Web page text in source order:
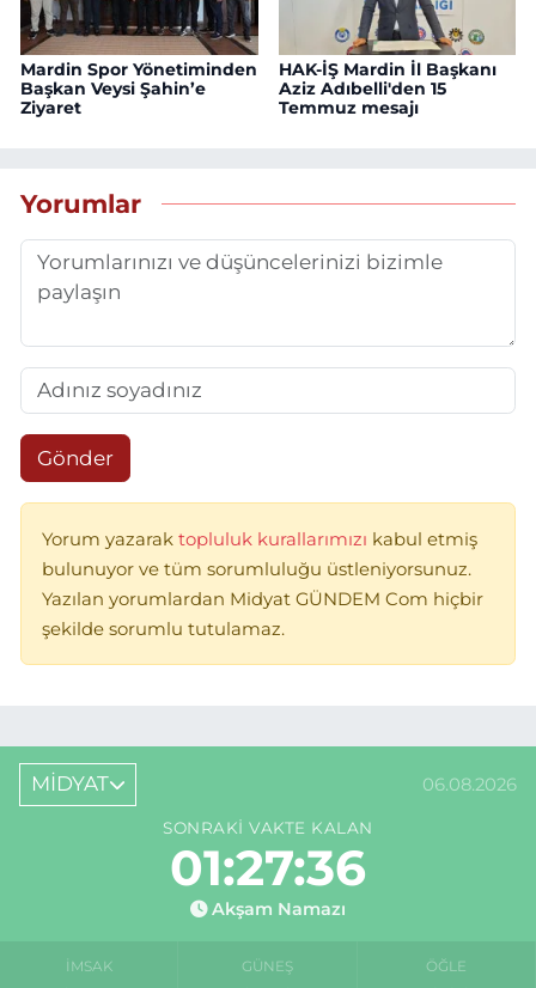
Mardin Spor Yönetiminden
Başkan Veysi Şahin’e
Ziyaret
HAK-İŞ Mardin İl Başkanı
Aziz Adıbelli'den 15
Temmuz mesajı
Yorumlar
Gönder
Yorum yazarak topluluk kurallarımızı kabul etmiş
bulunuyor ve tüm sorumluluğu üstleniyorsunuz.
Yazılan yorumlardan Midyat GÜNDEM Com hiçbir
şekilde sorumlu tutulamaz.
MİDYAT 06.08.2026
SONRAKI VAKTE KALAN
01:27:36
Akşam Namazı
İMSAK GÜNEŞ ÖĞLE